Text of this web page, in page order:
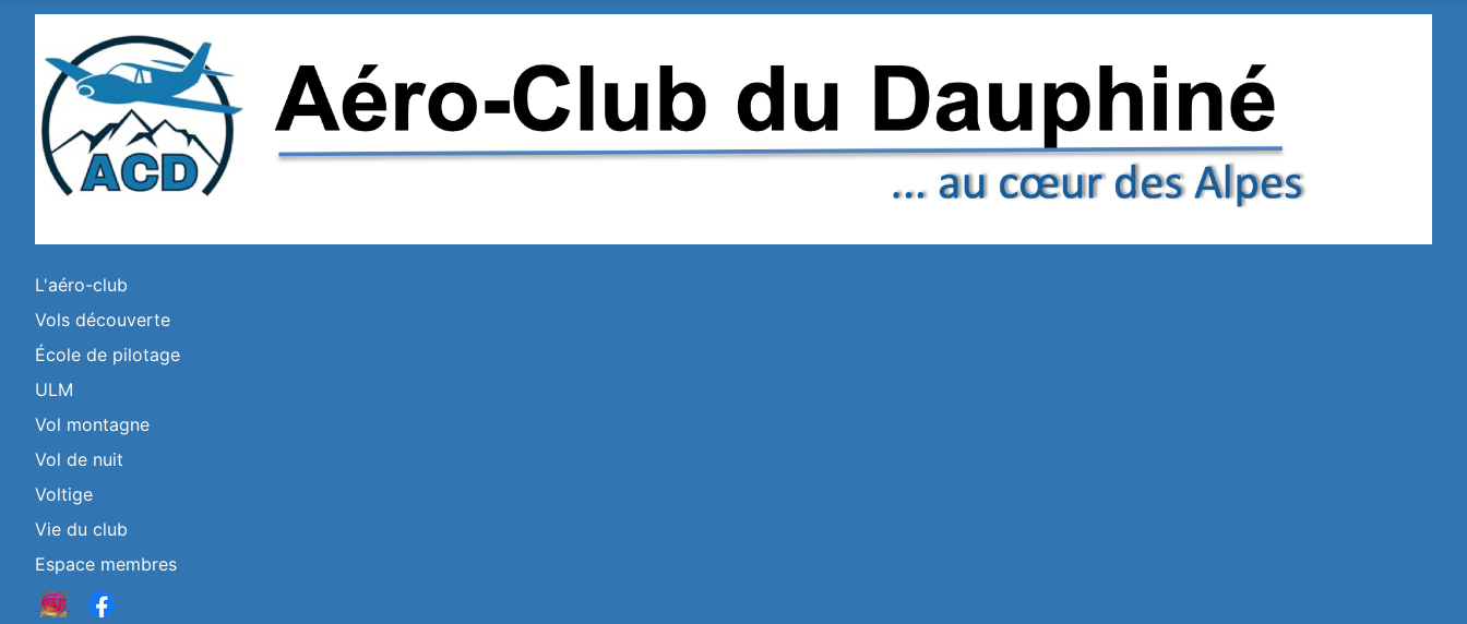
L'aéro-club
Vols découverte
École de pilotage
ULM
Vol montagne
Vol de nuit
Voltige
Vie du club
Espace membres